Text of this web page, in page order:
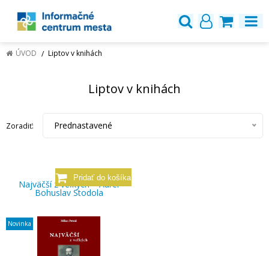
ÚVOD Liptov v knihách
Liptov v knihách
Zoradiť: Prednastavené
Najväčší z veľkých – Aurel
Bohuslav Stodola
Novinka